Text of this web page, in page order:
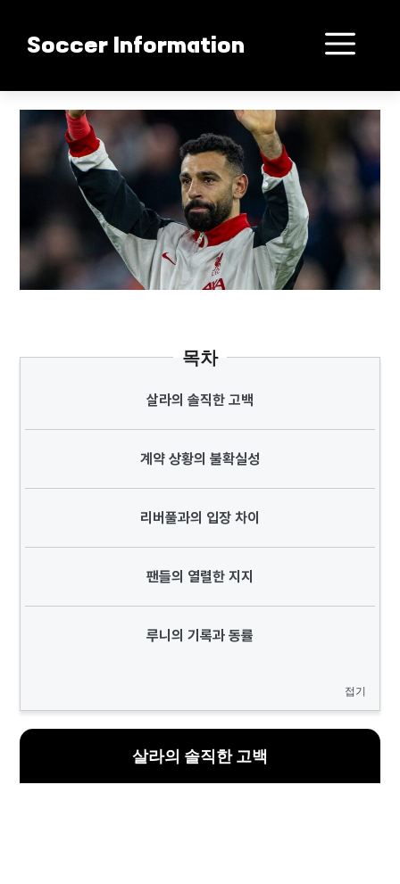
Soccer Information
메
뉴
목차
살라의 솔직한 고백
계약 상황의 불확실성
리버풀과의 입장 차이
팬들의 열렬한 지지
루니의 기록과 동률
접기
살라의 솔직한 고백